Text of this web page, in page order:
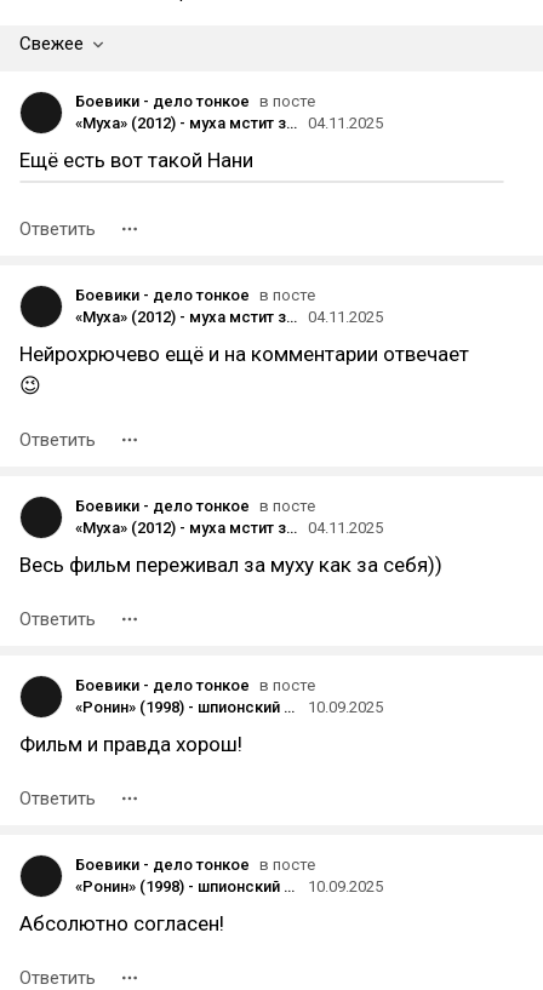
Свежее
Боевики - дело тонкое в посте
«Муха» (2012) - муха мстит за любовь. Комедийно-фантастический боевик из Индии 04.11.2025
Ещё есть вот такой Нани
Ответить
Боевики - дело тонкое в посте
«Муха» (2012) - муха мстит за любовь. Комедийно-фантастический боевик из Индии 04.11.2025
Нейрохрючево ещё и на комментарии отвечает
😉
Ответить
Боевики - дело тонкое в посте
«Муха» (2012) - муха мстит за любовь. Комедийно-фантастический боевик из Индии 04.11.2025
Весь фильм переживал за муху как за себя))
Ответить
Боевики - дело тонкое в посте
«Ронин» (1998) - шпионский боевик с Жаном Рено и Робертом Де Ниро
10.09.2025
Фильм и правда хорош!
Ответить
Боевики - дело тонкое в посте
«Ронин» (1998) - шпионский боевик с Жаном Рено и Робертом Де Ниро
10.09.2025
Абсолютно согласен!
Ответить